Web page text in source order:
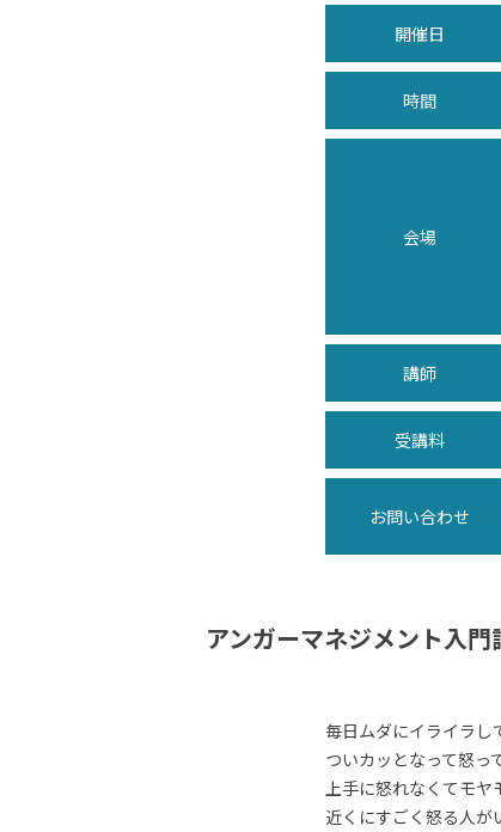
開催日
時間
会場
講師
受講料
お問い合わせ
アンガーマネジメント入門
毎日ムダにイライラし
ついカッとなって怒っ
上手に怒れなくてモヤ
近くにすごく怒る人が